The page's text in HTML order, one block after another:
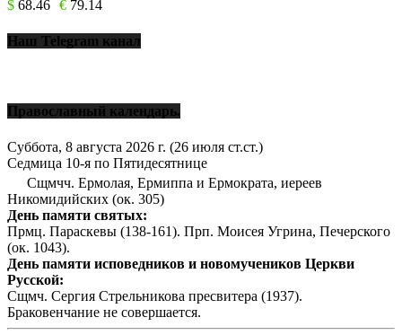
$ 68.46 € 79.14
Наш Telegram канал
Православный календарь.
Суббота, 8 августа 2026 г. (26 июля ст.ст.)
Седмица 10-я по Пятидесятнице
Сщмчч. Ермолая, Ермиппа и Ермократа, иереев
Никомидийских (ок. 305)
День памяти святых:
Прмц. Параскевы (138-161). Прп. Моисея Угрина, Печерского
(ок. 1043).
День памяти исповедников и новомучеников Церкви
Русской:
Сщмч. Сергия Стрельникова пресвитера (1937).
Браковенчание не совершается.